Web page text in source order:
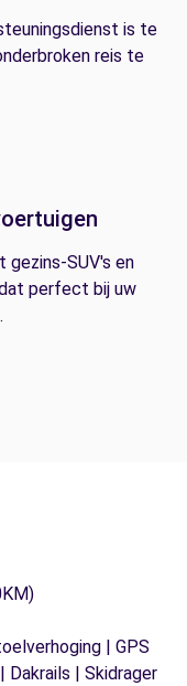
is te
reis te
gezins-SUV's en
perfect bij uw
| GPS
| Skidrager